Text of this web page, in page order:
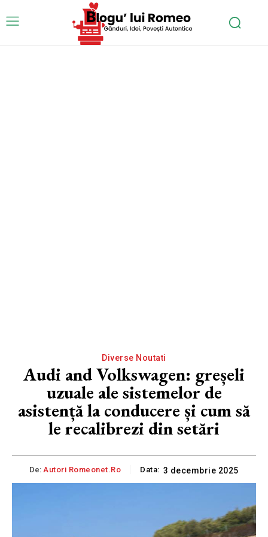
Diverse Noutati
Audi and Volkswagen: greșeli
uzuale ale sistemelor de
asistență la conducere și cum să
le recalibrezi din setări
De: Autori Romeonet.ro Data: 3 decembrie 2025